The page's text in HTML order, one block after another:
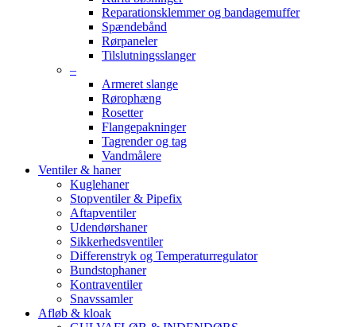
Reparationsklemmer og bandagemuffer
Spændebånd
Rørpaneler
Tilslutningsslanger
–
Armeret slange
Rørophæng
Rosetter
Flangepakninger
Tagrender og tag
Vandmålere
Ventiler & haner
Kuglehaner
Stopventiler & Pipefix
Aftapventiler
Udendørshaner
Sikkerhedsventiler
Differenstryk og Temperaturregulator
Bundstophaner
Kontraventiler
Snavssamler
Afløb & kloak